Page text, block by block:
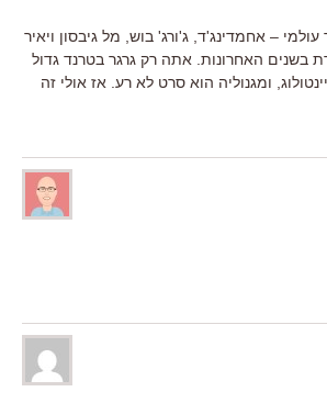
– אחמדינג'ד, ג'ורג' בוש, מל גיבסון ויאיר
בשנים האחרונות. אתה רק גרגר בטרנד גדול
ומגנוליה הוא סרט לא רע. אז אולי זה